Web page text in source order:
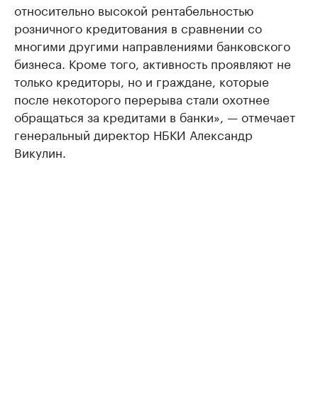
относительно высокой рентабельностью
розничного кредитования в сравнении со
многими другими направлениями банковского
бизнеса. Кроме того, активность проявляют не
только кредиторы, но и граждане, которые
после некоторого перерыва стали охотнее
обращаться за кредитами в банки», — отмечает
генеральный директор НБКИ Александр
Викулин.